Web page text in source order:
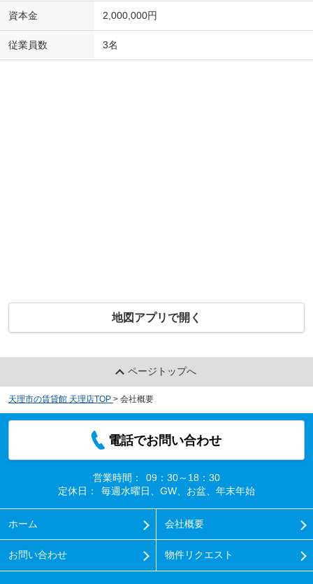
資本金 2,000,000円
従業員数 3名
地図アプリで開く
ページトップへ
天理市の賃貸館 天理店TOP > 会社概要
電話でお問い合わせ
営業時間：
09：30～18：30
定休日：
毎週水曜日、GW、お盆、年末年始
ホーム 会社概要
お問い合わせ 物件リクエスト